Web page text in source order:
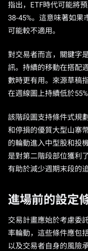
指出，ETF時代可能將
38-45%。這意味著如果
可能較不適用。
對交易者而言，關鍵字
訊。持續的移動在搭配
數時更有用。來源草稿
在週線圖上持續低於
該階段圖支持條件式規
和停損的優質大型山寨
的輪動進入中型股和投
是對第二階段部位獲利
有助於減少週期末段的
進場前的設定
交易計畫應始於考慮委
率輪動，這些條件應包
以及交易者自身的風險